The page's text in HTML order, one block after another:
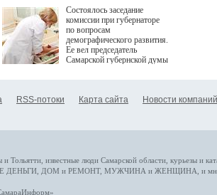
возникающие при работе с
данными пациентов. Для
более динамичного роста
проникновения инноваций в
сегмент необходимо кросс-
отраслевое взаимодействие
рассказала Ольга Сорокина,
ходе сессии "Развитие
качества жизни" в рамках
ПМЭФ 2025. В дискуссии
Состоялось заседание
комиссии при губернаторе
по вопросам
демографического развития.
Ее вел председатель
Самарской губернской думы
RSS-потоки Карта сайта Новости компаний
Тольятти, известные люди Самарской области, курьезы и
ДЕНЬГИ ДОМ и РЕМОНТ, МУЖЧИНА и ЖЕНЩИНА , и